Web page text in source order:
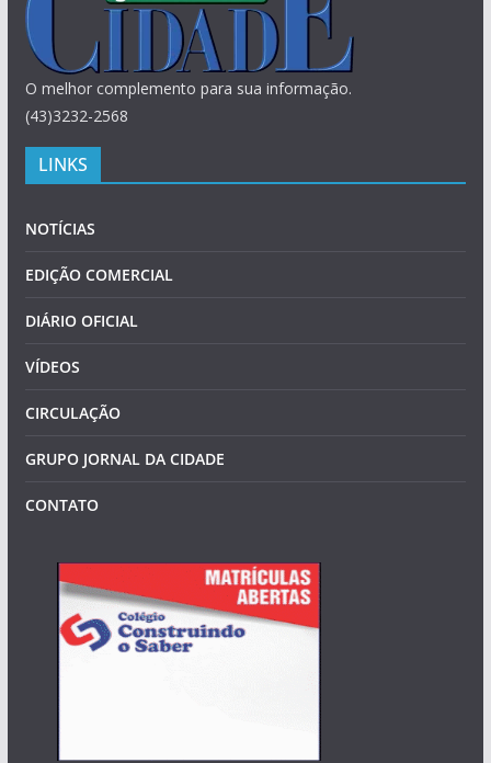
O melhor complemento para sua informação.
(43)3232-2568
LINKS
NOTÍCIAS
EDIÇÃO COMERCIAL
DIÁRIO OFICIAL
VÍDEOS
CIRCULAÇÃO
GRUPO JORNAL DA CIDADE
CONTATO